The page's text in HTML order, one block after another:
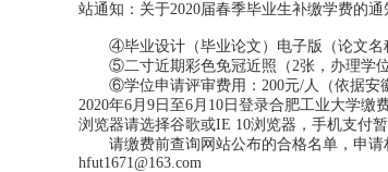
站通知：关于2020届春季毕业生补缴学费的通
④毕业设计（毕业论文）电子版（论文名
⑤二寸近期彩色免冠近照（2张，办理学
⑥学位申请评审费用：200元/人（依据安
2020年6月9日至6月10日登录合肥工业大学
浏览器请选择谷歌或IE 10浏览器，手机支付暂
请缴费前查询网站公布的合格名单，申
hfut1671@163.com